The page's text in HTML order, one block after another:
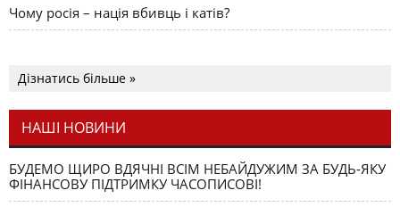
Чому росія – нація вбивць і катів?
Дізнатись більше »
НАШІ НОВИНИ
БУДЕМО ЩИРО ВДЯЧНІ ВСІМ НЕБАЙДУЖИМ ЗА БУДЬ-ЯКУ
ФІНАНСОВУ ПІДТРИМКУ ЧАСОПИСОВІ!